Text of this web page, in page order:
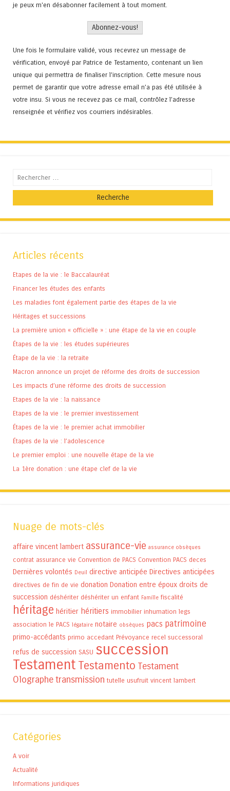
je peux m'en désabonner facilement à tout moment.
Une fois le formulaire validé, vous recevrez un message de
vérification, envoyé par Patrice de Testamento, contenant un lien
unique qui permettra de finaliser l'inscription. Cette mesure nous
permet de garantir que votre adresse email n’a pas été utilisée à
votre insu. Si vous ne recevez pas ce mail, contrôlez l’adresse
renseignée et vérifiez vos courriers indésirables.
Recherche
Articles récents
Etapes de la vie : le Baccalauréat
Financer les études des enfants
Les maladies font également partie des étapes de la vie
Héritages et successions
La première union « officielle » : une étape de la vie en couple
Étapes de la vie : les études supérieures
Étape de la vie : la retraite
Macron annonce un projet de réforme des droits de succession
Les impacts d’une réforme des droits de succession
Etapes de la vie : la naissance
Etapes de la vie : le premier investissement
Étapes de la vie : le premier achat immobilier
Étapes de la vie : l’adolescence
Le premier emploi : une nouvelle étape de la vie
La 1ère donation : une étape clef de la vie
Nuage de mots-clés
affaire vincent lambert assurance-vie assurance obsèques
contrat assurance vie Convention de PACS Convention PACS deces
Dernières volontés Deuil directive anticipée Directives anticipées
directives de fin de vie donation Donation entre époux droits de
succession déshériter déshériter un enfant Famille fiscalité
héritage héritier héritiers immobilier inhumation legs
association le PACS légataire notaire obsèques pacs patrimoine
primo-accédants primo accedant Prévoyance recel successoral
refus de succession SASU succession
Testament Testamento Testament
Olographetransmission tutelle usufruit vincent lambert
Catégories
A voir
Actualité
Informations juridiques